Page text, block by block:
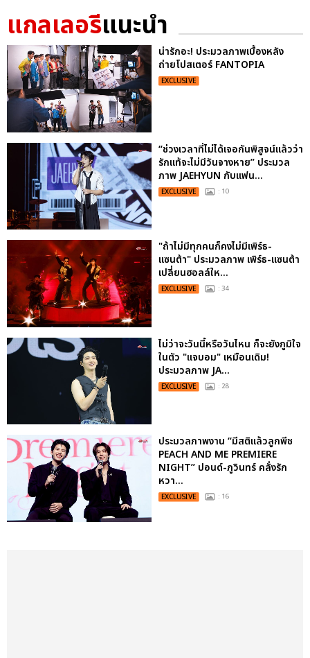
แกลเลอรีแนะนำ
น่ารักอะ! ประมวลภาพเบื้องหลัง
ถ่ายโปสเตอร์ FANTOPIA
EXCLUSIVE
“ช่วงเวลาที่ไม่ได้เจอกันพิสูจน์แล้วว่า
รักแท้จะไม่มีวันจางหาย” ประมวล
ภาพ JAEHYUN กับแฟน...
EXCLUSIVE : 10
"ถ้าไม่มีทุกคนก็คงไม่มีเพิร์ธ-
แซนต้า" ประมวลภาพ เพิร์ธ-แซนต้า
เปลี่ยนฮอลล์ให...
EXCLUSIVE : 34
ไม่ว่าจะวันนี้หรือวันไหน ก็จะยังภูมิใจ
ในตัว "แจบอม" เหมือนเดิม!
ประมวลภาพ JA...
EXCLUSIVE : 28
ประมวลภาพงาน “มีสติแล้วลูกพีช
PEACH AND ME PREMIERE
NIGHT” ปอนด์-ภูวินทร์ คลั่งรัก
หวา...
EXCLUSIVE : 16